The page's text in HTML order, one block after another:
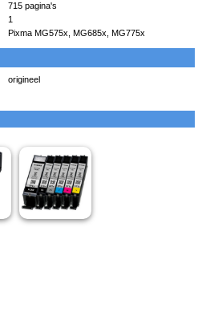
715 pagina's
1
Pixma MG575x, MG685x, MG775x
origineel